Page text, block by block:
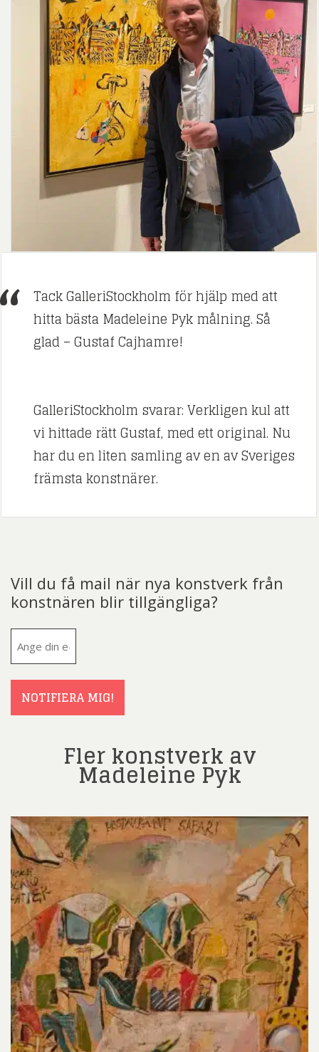
Tack GalleriStockholm för hjälp med att
hitta bästa Madeleine Pyk målning. Så
glad – Gustaf Cajhamre!
GalleriStockholm svarar: Verkligen kul att
vi hittade rätt Gustaf, med ett original. Nu
har du en liten samling av en av Sveriges
främsta konstnärer.
Vill du få mail när nya konstverk från
konstnären blir tillgängliga?
NOTIFIERA MIG!
Fler konstverk av
Madeleine Pyk